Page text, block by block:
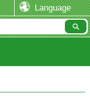
Language